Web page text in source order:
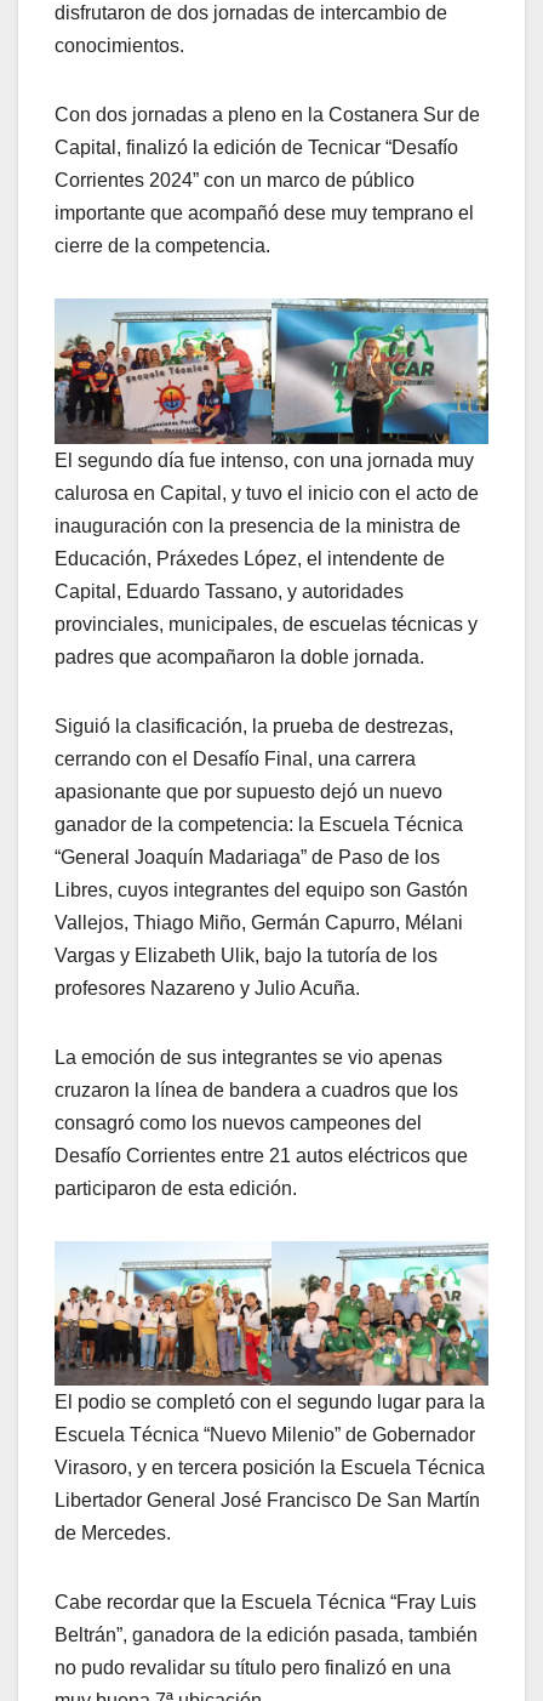
disfrutaron de dos jornadas de intercambio de
conocimientos.
Con dos jornadas a pleno en la Costanera Sur de
Capital, finalizó la edición de Tecnicar “Desafío
Corrientes 2024” con un marco de público
importante que acompañó dese muy temprano el
cierre de la competencia.
El segundo día fue intenso, con una jornada muy
calurosa en Capital, y tuvo el inicio con el acto de
inauguración con la presencia de la ministra de
Educación, Práxedes López, el intendente de
Capital, Eduardo Tassano, y autoridades
provinciales, municipales, de escuelas técnicas y
padres que acompañaron la doble jornada.
Siguió la clasificación, la prueba de destrezas,
cerrando con el Desafío Final, una carrera
apasionante que por supuesto dejó un nuevo
ganador de la competencia: la Escuela Técnica
“General Joaquín Madariaga” de Paso de los
Libres, cuyos integrantes del equipo son Gastón
Vallejos, Thiago Miño, Germán Capurro, Mélani
Vargas y Elizabeth Ulik, bajo la tutoría de los
profesores Nazareno y Julio Acuña.
La emoción de sus integrantes se vio apenas
cruzaron la línea de bandera a cuadros que los
consagró como los nuevos campeones del
Desafío Corrientes entre 21 autos eléctricos que
participaron de esta edición.
El podio se completó con el segundo lugar para la
Escuela Técnica “Nuevo Milenio” de Gobernador
Virasoro, y en tercera posición la Escuela Técnica
Libertador General José Francisco De San Martín
de Mercedes.
Cabe recordar que la Escuela Técnica “Fray Luis
Beltrán”, ganadora de la edición pasada, también
no pudo revalidar su título pero finalizó en una